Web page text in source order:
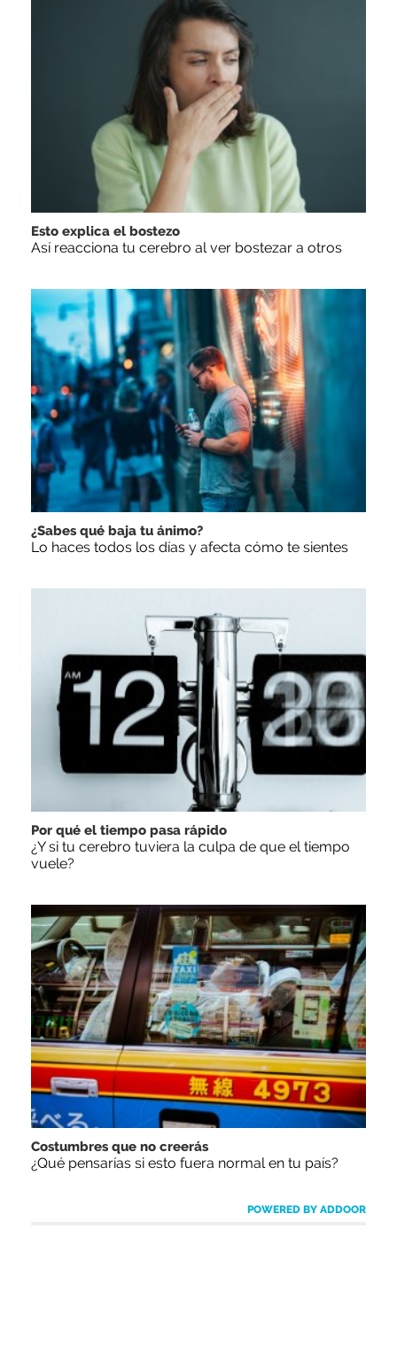
Esto explica el bostezo
Así reacciona tu cerebro al ver bostezar a otros
¿Sabes qué baja tu ánimo?
Lo haces todos los días y afecta cómo te sientes
Por qué el tiempo pasa rápido
¿Y si tu cerebro tuviera la culpa de que el tiempo
vuele?
Costumbres que no creerás
¿Qué pensarías si esto fuera normal en tu país?
POWERED BY ADDOOR